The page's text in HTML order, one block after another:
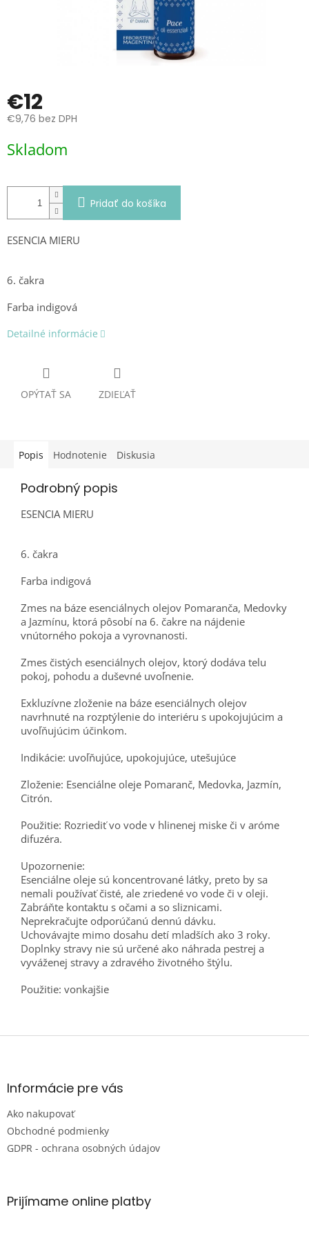
€12
€9,76 bez DPH
cena:
Skladom
Pridať do košíka
ESENCIA MIERU
6. čakra
Farba indigová
Detailné informácie
OPÝTAŤ SA ZDIEĽAŤ
Popis Hodnotenie Diskusia
Podrobný popis
ESENCIA MIERU
6. čakra
Farba indigová
Zmes na báze esenciálnych olejov Pomaranča, Medovky
a Jazmínu, ktorá pôsobí na 6. čakre na nájdenie
vnútorného pokoja a vyrovnanosti.
Zmes čistých esenciálnych olejov, ktorý dodáva telu
pokoj, pohodu a duševné uvoľnenie.
Exkluzívne zloženie na báze esenciálnych olejov
navrhnuté na rozptýlenie do interiéru s upokojujúcim a
uvoľňujúcim účinkom.
Indikácie: uvoľňujúce, upokojujúce, utešujúce
Zloženie: Esenciálne oleje Pomaranč, Medovka, Jazmín,
Citrón.
Použitie: Rozriediť vo vode v hlinenej miske či v aróme
difuzéra.
Upozornenie:
Esenciálne oleje sú koncentrované látky, preto by sa
nemali používať čisté, ale zriedené vo vode či v oleji.
Zabráňte kontaktu s očami a so sliznicami.
Neprekračujte odporúčanú dennú dávku.
Uchovávajte mimo dosahu detí mladších ako 3 roky.
Doplnky stravy nie sú určené ako náhrada pestrej a
vyváženej stravy a zdravého životného štýlu.
Použitie: vonkajšie
Z
ä
e
Informácie pre vás
Ako nakupovať
Obchodné podmienky
GDPR - ochrana osobných údajov
Prijímame online platby